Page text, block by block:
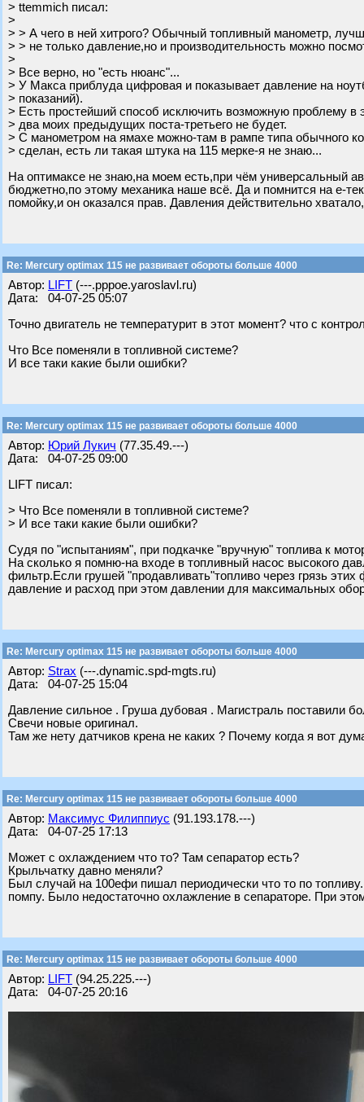
> ttemmich писал:
>
> > А чего в ней хитрого? Обычный топливный манометр,
> > не только давление,но и производительность можно
>
> Все верно, но "есть нюанс"...
> У Макса приблуда цифровая и показывает давление на
> показаний).
> Есть простейший способ исключить возможную проблему в
> два моих предыдущих поста-третьего не будет.
> С манометром на ямахе можно-там в рампе типа обычного
> сделан, есть ли такая штука на 115 мерке-я не знаю...
На оптимаксе не знаю,на моем есть,при чём универсальный
бюджетно,по этому механика наше всё. Да и помнится на е-
помойку,и он оказался прав. Давления действительно
Re: Mercury optimax 115 не развивает обороты больше 4000
Автор: LIFT (---.pppoe.yaroslavl.ru)
Дата: 04-07-25 05:07
Точно двигатель не температурит в этот момент? что с
Что Все поменяли в топливной системе?
И все таки какие были ошибки?
Re: Mercury optimax 115 не развивает обороты больше 4000
Автор: Юрий Лукич (77.35.49.---)
Дата: 04-07-25 09:00
LIFT писал:
> Что Все поменяли в топливной системе?
> И все таки какие были ошибки?
Судя по "испытаниям", при подкачке "вручную" топлива к
На сколько я помню-на входе в топливный насос высокого
фильтр.Если грушей "продавливать"топливо через грязь
давление и расход при этом давлении для максимальных
Re: Mercury optimax 115 не развивает обороты больше 4000
Автор: Strax (---.dynamic.spd-mgts.ru)
Дата: 04-07-25 15:04
Давление сильное . Груша дубовая . Магистраль поставили
Свечи новые оригинал.
Там же нету датчиков крена не каких ? Почему когда я вот
Re: Mercury optimax 115 не развивает обороты больше 4000
Автор: Максимус Филиппиус (91.193.178.---)
Дата: 04-07-25 17:13
Может с охлаждением что то? Там сепаратор есть?
Крыльчатку давно меняли?
Был случай на 100ефи пишал периодически что то по
помпу. Было недостаточно охлажление в сепараторе. При
Re: Mercury optimax 115 не развивает обороты больше 4000
Автор: LIFT (94.25.225.---)
Дата: 04-07-25 20:16